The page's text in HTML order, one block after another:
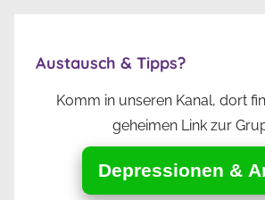
Austausch & Tipps?
Komm in unseren Kanal, dort
geheimen Link zur
Depressionen &